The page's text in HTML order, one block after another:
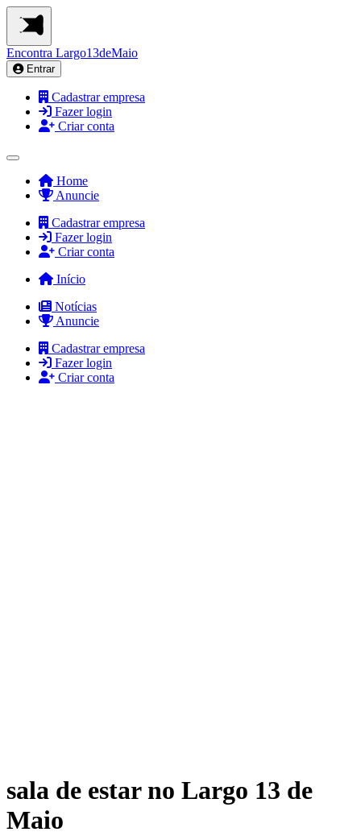
Encontra Largo13deMaio
Entrar
Cadastrar empresa
Fazer login
Criar conta
Home
Anuncie
Cadastrar empresa
Fazer login
Criar conta
Início
Notícias
Anuncie
Cadastrar empresa
Fazer login
Criar conta
sala de estar no Largo 13 de
Maio